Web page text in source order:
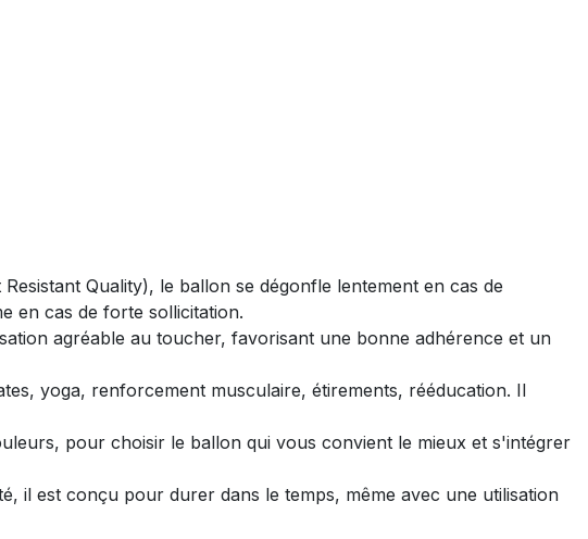
Quality), le ballon se dégonfle lentement en cas de
en cas de forte sollicitation.
agréable au toucher, favorisant une bonne adhérence et un
yoga, renforcement musculaire, étirements, rééducation. Il
pour choisir le ballon qui vous convient le mieux et s'intégrer
il est conçu pour durer dans le temps, même avec une utilisation